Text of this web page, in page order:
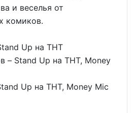
и веселья от
комиков.
Up на ТНТ
– Stand Up на ТНТ, Money
Up на ТНТ, Money Mic